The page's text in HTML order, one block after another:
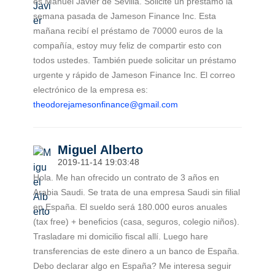
semana pasada de Jameson Finance Inc. Esta
mañana recibí el préstamo de 70000 euros de la
compañía, estoy muy feliz de compartir esto con
todos ustedes. También puede solicitar un préstamo
urgente y rápido de Jameson Finance Inc. El correo
electrónico de la empresa es:
theodorejamesonfinance@gmail.com
Miguel Alberto
2019-11-14 19:03:48
Hola. Me han ofrecido un contrato de 3 años en
Arabia Saudi. Se trata de una empresa Saudi sin filial
en España. El sueldo será 180.000 euros anuales
(tax free) + beneficios (casa, seguros, colegio niños).
Trasladare mi domicilio fiscal allí. Luego hare
transferencias de este dinero a un banco de España.
Debo declarar algo en España? Me interesa seguir